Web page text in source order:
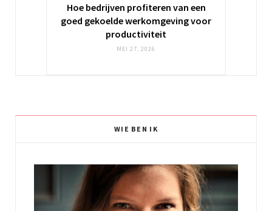
Hoe bedrijven profiteren van een
goed gekoelde werkomgeving voor
productiviteit
MEI 27, 2026
WIE BEN IK